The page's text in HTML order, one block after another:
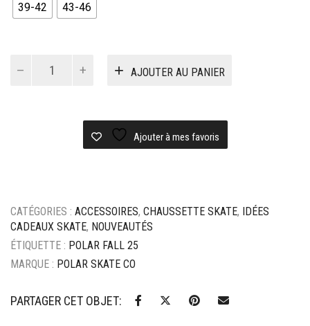
39-42 43-46
AJOUTER AU PANIER
Ajouter à mes favoris
CATÉGORIES : ACCESSOIRES, CHAUSSETTE SKATE, IDÉES
CADEAUX SKATE, NOUVEAUTÉS
ÉTIQUETTE : POLAR FALL 25
MARQUE : POLAR SKATE CO
PARTAGER CET OBJET: